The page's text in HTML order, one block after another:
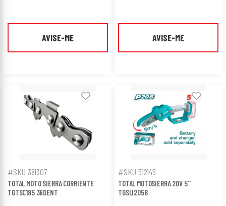
AVISE-ME AVISE-ME
#SKU 381307
TOTAL MOTO SIERRA CORRIENTE
TGTSC185 36DENT
#SKU 512145
TOTAL MOTOSIERRA 20V 5''
TGSLI2058